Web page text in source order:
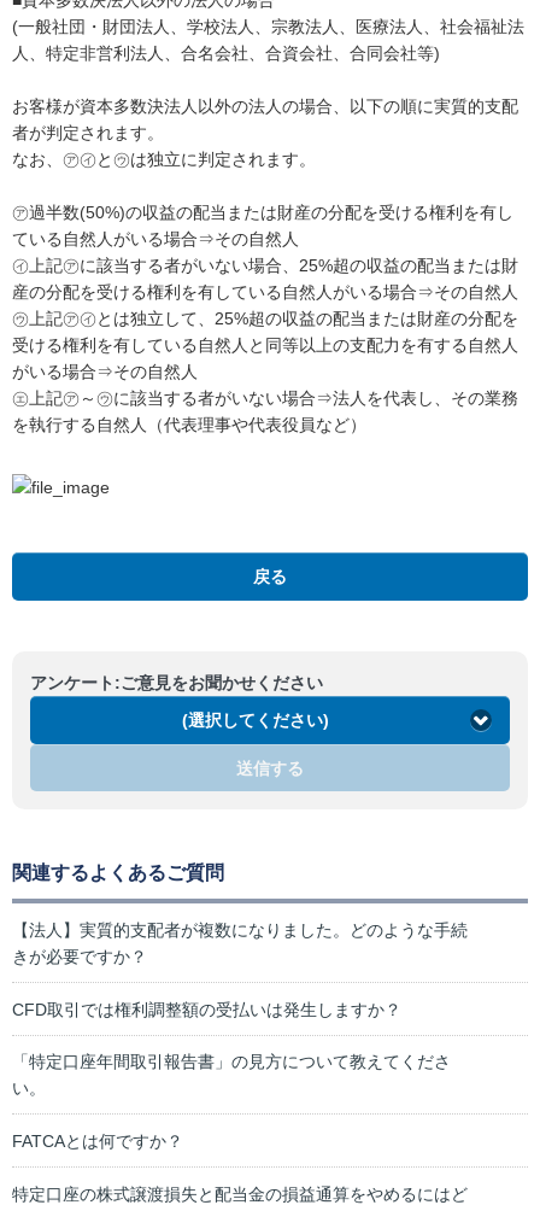
(一般社団・財団法人、学校法人、宗教法人、医療法人、社会福祉法
人、特定非営利法人、合名会社、合資会社、合同会社等)
お客様が資本多数決法人以外の法人の場合、以下の順に実質的支配
者が判定されます。
なお、㋐㋑と㋒は独立に判定されます。
㋐過半数(50%)の収益の配当または財産の分配を受ける権利を有し
ている自然人がいる場合⇒その自然人
㋑上記㋐に該当する者がいない場合、25%超の収益の配当または財
産の分配を受ける権利を有している自然人がいる場合⇒その自然人
㋒上記㋐㋑とは独立して、25%超の収益の配当または財産の分配を
受ける権利を有している自然人と同等以上の支配力を有する自然人
がいる場合⇒その自然人
㋓上記㋐～㋒に該当する者がいない場合⇒法人を代表し、その業務
を執行する自然人（代表理事や代表役員など）
戻る
アンケート:ご意見をお聞かせください
(選択してください)
送信する
関連するよくあるご質問
【法人】実質的支配者が複数になりました。どのような手続
きが必要ですか？
CFD取引では権利調整額の受払いは発生しますか？
「特定口座年間取引報告書」の見方について教えてくださ
い。
FATCAとは何ですか？
特定口座の株式譲渡損失と配当金の損益通算をやめるにはど